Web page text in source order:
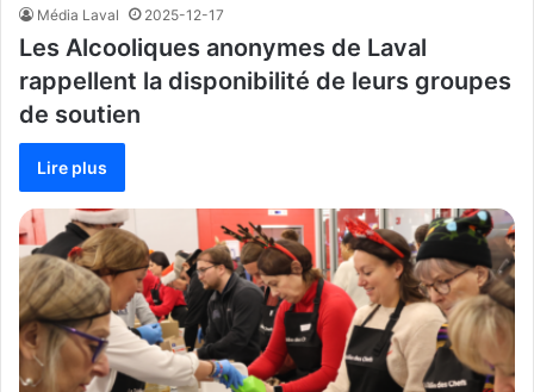
Média Laval 2025-12-17
Les Alcooliques anonymes de Laval
rappellent la disponibilité de leurs groupes
de soutien
Lire plus